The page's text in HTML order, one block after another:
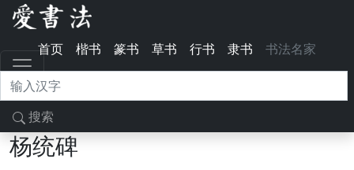
首页 楷书 篆书 草书 行书 隶书 书法名家
搜索
杨统碑